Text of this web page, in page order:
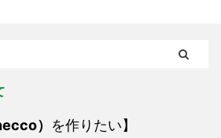
） を作りたい】